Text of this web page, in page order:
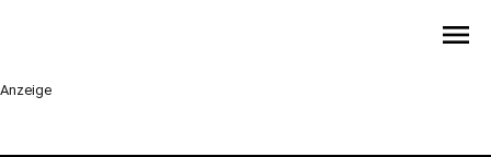
menu
Anzeige